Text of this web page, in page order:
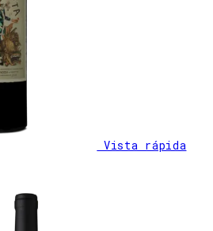
Vista rápida